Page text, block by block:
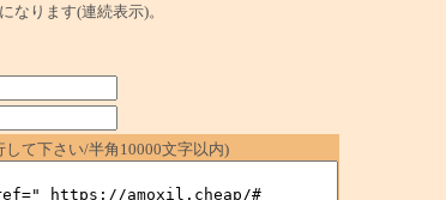
なります(連続表示)。
して下さい/半角10000文字以内)